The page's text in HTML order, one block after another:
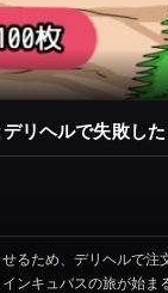
リヘルで失敗し
るため、デリヘルで注
ンキュバスの旅が始まる